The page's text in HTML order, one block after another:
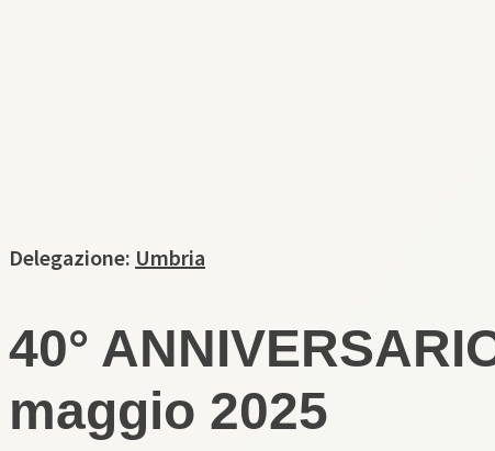
Delegazione:Umbria
40°
maggio 2025